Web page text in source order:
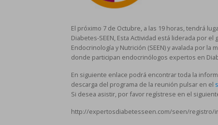
El próximo 7 de Octubre, a las 19 horas, tendrá
Diabetes-SEEN, Esta Actividad está liderada por
Endocrinología y Nutrición (SEEN) y avalada por
donde participan endocrinólogos expertos en
En siguiente enlace podrá encontrar toda la
descarga del programa de la reunión pulsar en el
Si desea asistir, por favor regístrese en el
http://expertosdiabetesseen.com/seen/registro/